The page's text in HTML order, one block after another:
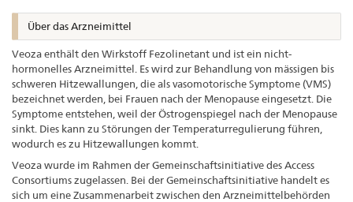
Über das Arzneimittel
Veoza enthält den Wirkstoff Fezolinetant und ist ein nicht-
hormonelles Arzneimittel. Es wird zur Behandlung von mässigen bis
schweren Hitzewallungen, die als vasomotorische Symptome (VMS)
bezeichnet werden, bei Frauen nach der Menopause eingesetzt. Die
Symptome entstehen, weil der Östrogenspiegel nach der Menopause
sinkt. Dies kann zu Störungen der Temperaturregulierung führen,
wodurch es zu Hitzewallungen kommt.
Veoza wurde im Rahmen der Gemeinschaftsinitiative des Access
Consortiums zugelassen. Bei der Gemeinschaftsinitiative handelt es
sich um eine Zusammenarbeit zwischen den Arzneimittelbehörden